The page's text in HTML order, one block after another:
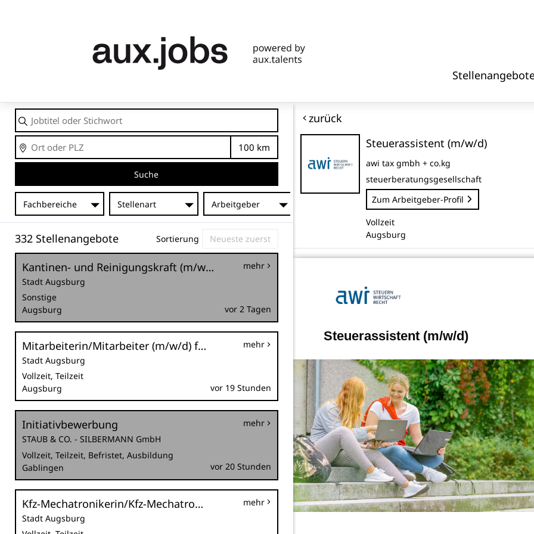
Jobtitel
oder
Stichwort
Ort
Entfernung
Suche
Fachbereiche Stellenart Arbeitgeber
332 Stellenangebote Sortierung
Kantinen- und Reinigungskraft (m/w/d) befristet als Krankheitsvertretung
Stadt Augsburg
Sonstige
Augsburg
mehr
vor 2 Tagen
Mitarbeiterin/Mitarbeiter (m/w/d) für den städtischen Ordnungsdienst im Außendienst für die Nachtschicht
Stadt Augsburg
Vollzeit, Teilzeit
Augsburg
mehr
vor 19 Stunden
Initiativbewerbung
STAUB & CO. - SILBERMANN GmbH
Vollzeit, Teilzeit, Befristet, Ausbildung
Gablingen
mehr
vor 20 Stunden
Kfz-Mechatronikerin/Kfz-Mechatroniker (m/w/d) bzw. Land- und Baumaschinenmechatronikerin/Land- und Baumaschinenmechatroniker (m/w/d) im Sachgebiet Kraftfahrzeugtechnik
Stadt Augsburg
mehr
zurück
Steuerassistent (m/w/d)
awi tax gmbh + co.kg
steuerberatungsgesellschaft
Zum Arbeitgeber-Profil
Vollzeit
Augsburg